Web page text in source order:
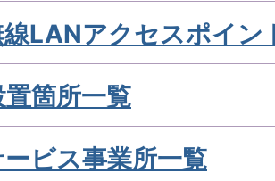
LANアクセスポイン
箇所一覧
ビス事業所一覧